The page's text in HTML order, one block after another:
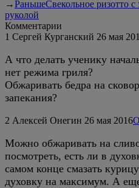
→РаньшеСвекольное ризотто
руколой
Комментарии
1 Сергей Курганский 26 мая
А что делать ученику
нет режима гриля?
Обжаривать бедра на
запекания?
2 Алексей Онегин 26 мая 2016
Можно обжаривать на
посмотреть, есть ли в
самом конце смазать
духовку на максимум. А